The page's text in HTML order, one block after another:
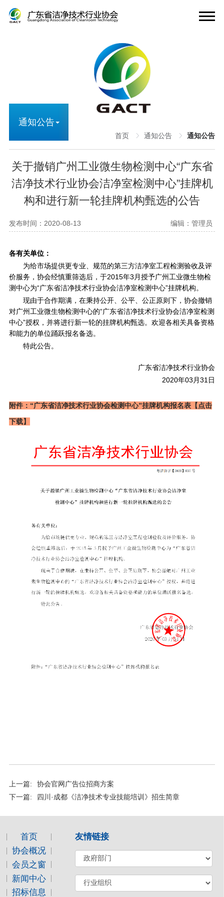
通知公告
首页 通知公告 通知公告
关于撤销广州工业微生物检测中心“广东省
洁净技术行业协会洁净室检测中心”挂牌机
构和进行新一轮挂牌机构甄选的公告
发布时间：2020-08-13 编辑：管理员
各有关单位：
为给市场提供更专业、规范的第三方洁净室工程检测验收及评
价服务，协会经慎重筛选后，于2015年3月授予广州工业微生物检
测中心为“广东省洁净技术行业协会洁净室检测中心”挂牌机构。
现由于合作期满，在秉持公开、公平、公正原则下，协会撤销
对广州工业微生物检测中心的“广东省洁净技术行业协会洁净室检测
中心”授权，并将进行新一轮的挂牌机构甄选。欢迎各相关具备资格
和能力的单位踊跃报名备选。
特此公告。
广东省洁净技术行业协会
2020年03月31日
附件：“广东省洁净技术行业协会检测中心”挂牌机构报名表【点击
下载】
上一篇:
协会官网广告位招商方案
下一篇:
四川·成都《洁净技术专业技能培训》招生简章
首页
协会概况
会员之窗
新闻中心
招标信息
友情链接